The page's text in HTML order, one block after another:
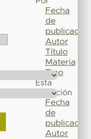
Fecha
de
publicación
Autor
Título
Materia
Tipo
Esta
colección
Fecha
de
publicación
Autor